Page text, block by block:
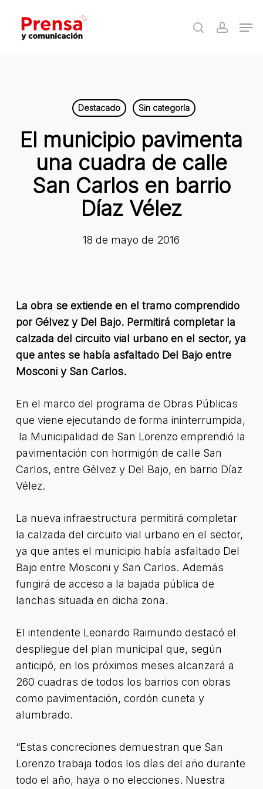
main
search
Destacado Sin categoría
El municipio pavimenta
una cuadra de calle
San Carlos en barrio
Díaz Vélez
18 de mayo de 2016
La obra se extiende en el tramo comprendido
por Gélvez y Del Bajo. Permitirá completar la
calzada del circuito vial urbano en el sector, ya
que antes se había asfaltado Del Bajo entre
Mosconi y San Carlos.
En el marco del programa de Obras Públicas
que viene ejecutando de forma ininterrumpida,
la Municipalidad de San Lorenzo emprendió la
pavimentación con hormigón de calle San
Carlos, entre Gélvez y Del Bajo, en barrio Díaz
Vélez.
La nueva infraestructura permitirá completar
la calzada del circuito vial urbano en el sector,
ya que antes el municipio había asfaltado Del
Bajo entre Mosconi y San Carlos. Además
fungirá de acceso a la bajada pública de
lanchas situada en dicha zona.
El intendente Leonardo Raimundo destacó el
despliegue del plan municipal que, según
anticipó, en los próximos meses alcanzará a
260 cuadras de todos los barrios con obras
como pavimentación, cordón cuneta y
alumbrado.
“Estas concreciones demuestran que San
Lorenzo trabaja todos los días del año durante
todo el año, haya o no elecciones. Nuestra